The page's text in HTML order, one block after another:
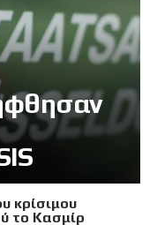
κρίσιμου
το Κασμίρ